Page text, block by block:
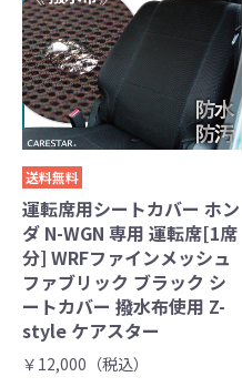
送料無料
運転席用シートカバー ホン
ダ N-WGN 専用 運転席[1席
分] WRFファインメッシュ
ファブリック ブラック シ
ートカバー 撥水布使用 Z-
style ケアスター
￥12,000（税込）